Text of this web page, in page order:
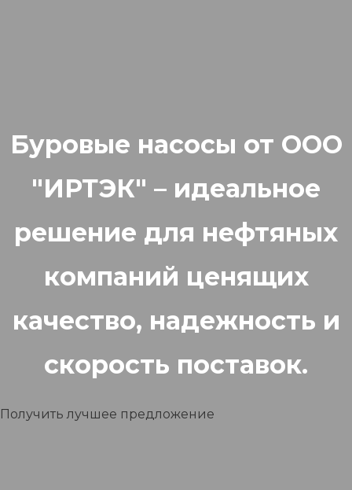
Буровые насосы от ООО
"ИРТЭК" – идеальное
решение для нефтяных
компаний ценящих
качество, надежность и
скорость поставок.
Получить лучшее предложение